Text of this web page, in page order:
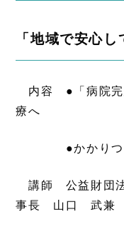
「地域で安心
内容 ●「病院完
療へ
●かかりつけ
講師 公益財団
事長 山口 武兼